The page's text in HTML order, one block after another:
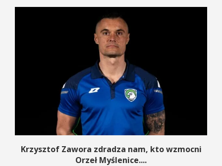
Krzysztof Zawora zdradza nam, kto wzmocni
Orzeł Myślenice....